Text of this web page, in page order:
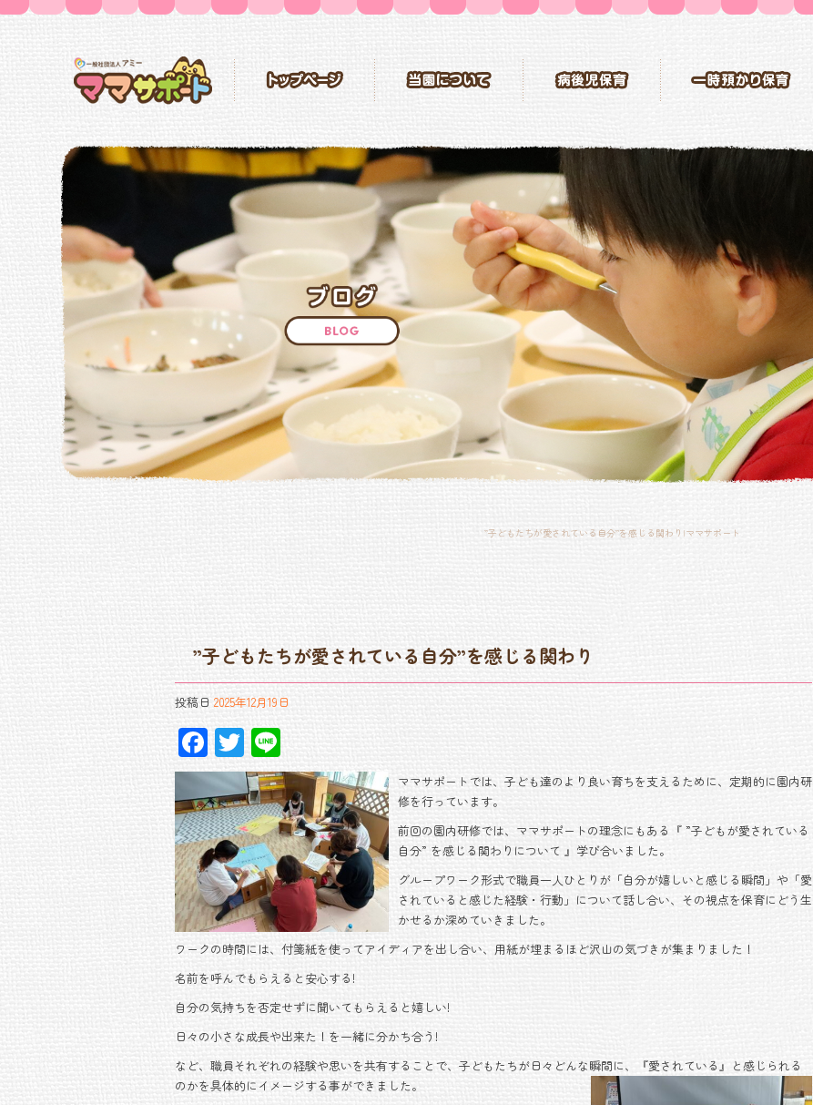
”子どもたちが愛されている自分”を感じる関わり|ママサポート
”子どもたちが愛されている自分”を感じる関わり
投稿日 2025年12月19日
F
ac
e
b
o
ok
T
wi
tt
er
Li
ne
ママサポートでは、子ども達のより良い育ちを支えるために、定期的に園内研
修を行っています。
前回の園内研修では、ママサポートの理念にもある『 ”子どもが愛されている
自分” を感じる関わりについて 』学び合いました。
グループワーク形式で職員一人ひとりが「自分が嬉しいと感じる瞬間」や「愛
されていると感じた経験・行動」について話し合い、その視点を保育にどう生
かせるか深めていきました。
ワークの時間には、付箋紙を使ってアイディアを出し合い、用紙が埋まるほど沢山の気づきが集まりました！
名前を呼んでもらえると安心する!
自分の気持ちを否定せずに聞いてもらえると嬉しい!
日々の小さな成長や出来た！を一緒に分かち合う!
など、職員それぞれの経験や思いを共有することで、子どもたちが日々どんな瞬間に、『愛されている』と感じられる
のかを具体的にイメージする事ができました。